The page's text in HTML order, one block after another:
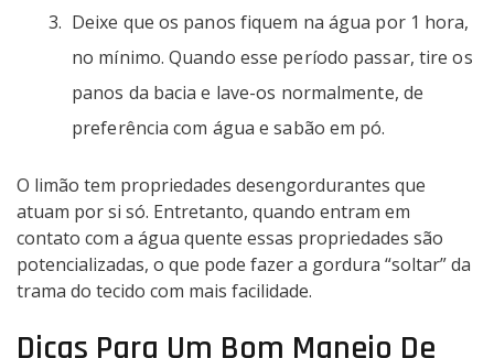
Deixe que os panos fiquem na água por 1 hora,
no mínimo. Quando esse período passar, tire os
panos da bacia e lave-os normalmente, de
preferência com água e sabão em pó.
O limão tem propriedades desengordurantes que
atuam por si só. Entretanto, quando entram em
contato com a água quente essas propriedades são
potencializadas, o que pode fazer a gordura “soltar” da
trama do tecido com mais facilidade.
Dicas Para Um Bom Manejo De